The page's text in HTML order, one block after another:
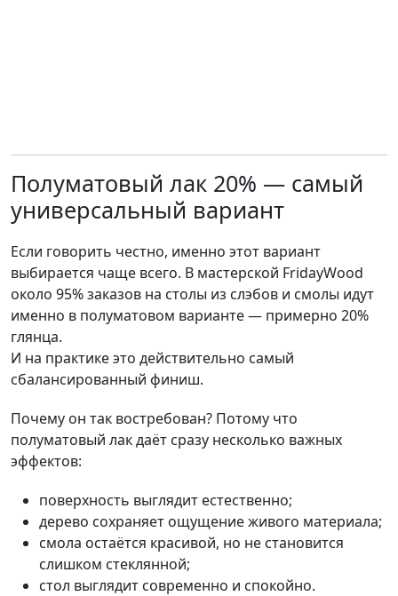
Полуматовый лак 20% — самый
универсальный вариант
Если говорить честно, именно этот вариант
выбирается чаще всего. В мастерской FridayWood
около 95% заказов на столы из слэбов и смолы идут
именно в полуматовом варианте — примерно 20%
глянца.
И на практике это действительно самый
сбалансированный финиш.
Почему он так востребован? Потому что
полуматовый лак даёт сразу несколько важных
эффектов:
поверхность выглядит естественно;
дерево сохраняет ощущение живого материала;
смола остаётся красивой, но не становится
слишком стеклянной;
стол выглядит современно и спокойно.